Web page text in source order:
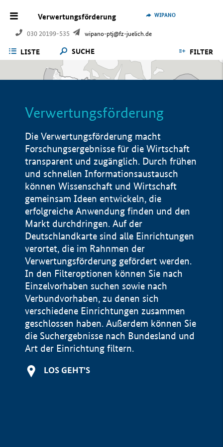
Verwertungsförderung
030 20199-535 wipano-ptj@fz-juelich.de
WIPANO
LISTE SUCHE FILTER
Verwertungsförderung
Die Verwertungsförderung macht
Forschungsergebnisse für die Wirtschaft
transparent und zugänglich. Durch frühen
und schnellen Informationsaustausch
können Wissenschaft und Wirtschaft
gemeinsam Ideen entwickeln, die
erfolgreiche Anwendung finden und den
Markt durchdringen. Auf der
Deutschlandkarte sind alle Einrichtungen
verortet, die im Rahnmen der
Verwertungsförderung gefördert werden.
In den Filteroptionen können Sie nach
Einzelvorhaben suchen sowie nach
Verbundvorhaben, zu denen sich
verschiedene Einrichtungen zusammen
geschlossen haben. Außerdem können Sie
die Suchergebnisse nach Bundesland und
Art der Einrichtung filtern.
LOS GEHT'S